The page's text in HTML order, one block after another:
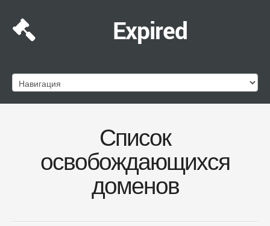
Expired
Список
освобождающихся
доменов